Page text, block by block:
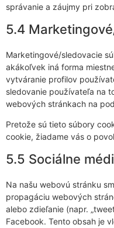
správanie a záujmy pri
5.4
Marketingové/sledovacie
akákoľvek iná forma
vytváranie profilov
sledovanie používateľa na
webových stránkach na
Pretože sú tieto súbory
cookie, žiadame vás o
5.5 Sociálne
Na našu webovú stránku
propagáciu webových
alebo zdieľanie (napr.
Facebook. Tento obsah je